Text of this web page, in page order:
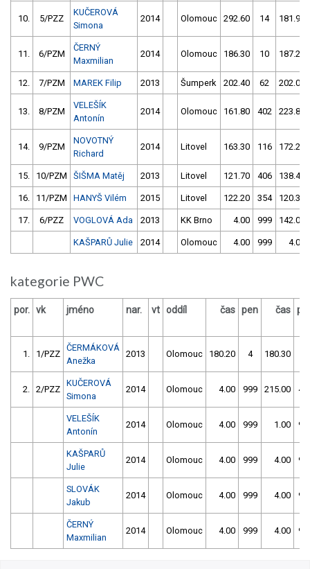
10. 5/PZZ
KUČEROVÁ
Simona
2014 Olomouc 292.60 14 181.90
11. 6/PZM
ČERNÝ
Maxmilian
2014 Olomouc 186.30 10 187.20
12. 7/PZM MAREK Filip 2013 Šumperk 202.40 62 202.00
13. 8/PZM
VELEŠÍK
Antonín
2014 Olomouc 161.80 402 223.80
14. 9/PZM
NOVOTNÝ
Richard
2014 Litovel 163.30 116 172.20
15. 10/PZM ŠIŠMA Matěj 2013 Litovel 121.70 406 138.40
16. 11/PZM HANYŠ Vilém 2015 Litovel 122.20 354 120.30
17. 6/PZZ VOGLOVÁ Ada 2013 KK Brno 4.00 999 142.00
KAŠPARŮ Julie 2014 Olomouc 4.00 999 4.00
kategorie PWC
por. vk jméno nar. vt oddíl čas pen čas
1. 1/PZZ
ČERMÁKOVÁ
Anežka
2013 Olomouc 180.20 4 180.30
2. 2/PZZ
KUČEROVÁ
Simona
2014 Olomouc 4.00 999 215.00
VELEŠÍK
Antonín
2014 Olomouc 4.00 999 1.00
KAŠPARŮ
Julie
2014 Olomouc 4.00 999 4.00
SLOVÁK
Jakub
2014 Olomouc 4.00 999 4.00
ČERNÝ
Maxmilian
2014 Olomouc 4.00 999 4.00